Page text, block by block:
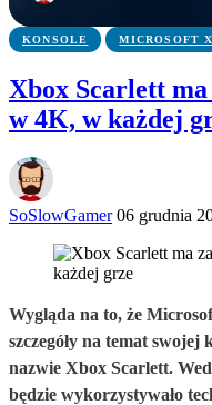
KONSOLE MICROSOFT
Xbox Scarlett ma
w 4K, w każdej
SoSlowGamer 06 grudnia
Wygląda na to, że
szczegóły na temat
nazwie Xbox Scarlett.
będzie wykorzystywało